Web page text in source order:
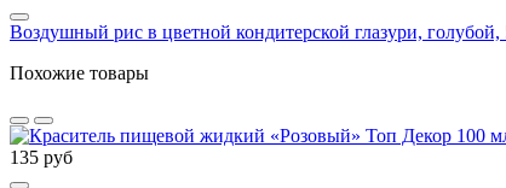
Воздушный рис в цветной кондитерской глазури, голубой,
Похожие товары
135 руб